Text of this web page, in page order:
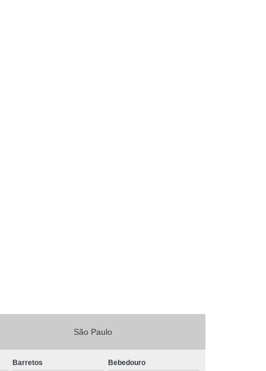
São Paulo
Barretos Bebedouro